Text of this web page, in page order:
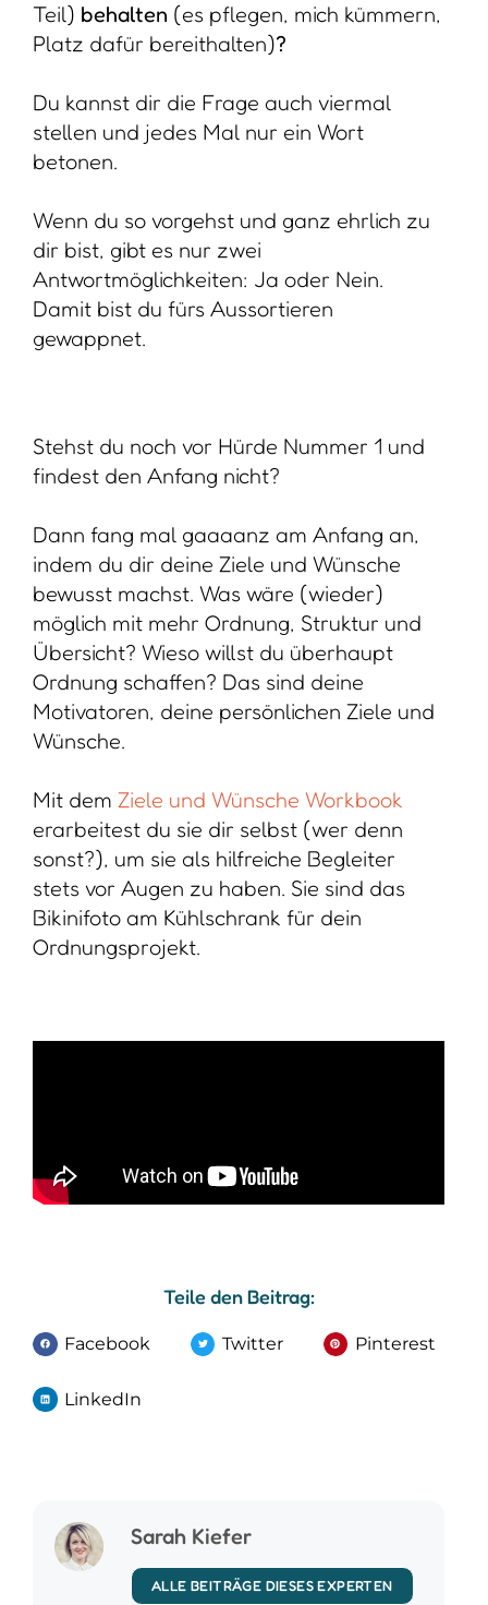
Teil) behalten (es pflegen, mich kümmern,
Platz dafür bereithalten)?
Du kannst dir die Frage auch viermal
stellen und jedes Mal nur ein Wort
betonen.
Wenn du so vorgehst und ganz ehrlich zu
dir bist, gibt es nur zwei
Antwortmöglichkeiten: Ja oder Nein.
Damit bist du fürs Aussortieren
gewappnet.
Stehst du noch vor Hürde Nummer 1 und
findest den Anfang nicht?
Dann fang mal gaaaanz am Anfang an,
indem du dir deine Ziele und Wünsche
bewusst machst. Was wäre (wieder)
möglich mit mehr Ordnung, Struktur und
Übersicht? Wieso willst du überhaupt
Ordnung schaffen? Das sind deine
Motivatoren, deine persönlichen Ziele und
Wünsche.
Mit dem Ziele und Wünsche Workbook
erarbeitest du sie dir selbst (wer denn
sonst?), um sie als hilfreiche Begleiter
stets vor Augen zu haben. Sie sind das
Bikinifoto am Kühlschrank für dein
Ordnungsprojekt.
Teile den Beitrag:
Facebook Twitter Pinterest
LinkedIn
Sarah Kiefer
ALLE BEITRÄGE DIESES EXPERTEN